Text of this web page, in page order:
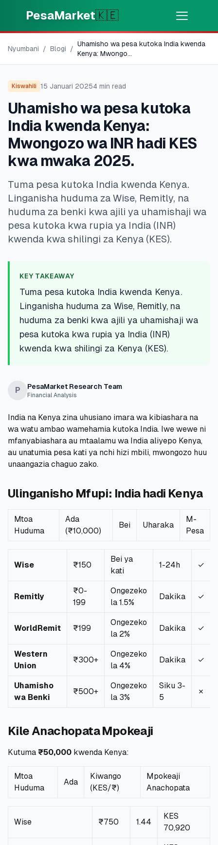
PesaMarket🇰🇪
⚡Pesa Sasa
Pata pesa kwa dakika
🌍 CHAGUA NCHI
🇰🇪Kenya
💳BIDHAA
💳Kadi za Mkopo
💰Mikopo ya Kibinafsi
🏢Mikopo ya Biashara
🏦Akaunti za Akiba
🛠️ ZANA NA RASILIMALI
Tuma Pesa
🏦Benki
🧮Vikokotoo
KAMPUNI
🇰🇪
Tafuta Mkopo Wako Bora
Nyumbani / Blogi /
Uhamisho wa pesa kutoka India kwenda
Kenya: Mwongo...
Kiswahili 15 Januari 20254 min read
Uhamisho wa pesa kutoka
India kwenda Kenya:
Mwongozo wa INR hadi KES
kwa mwaka 2025.
Tuma pesa kutoka India kwenda Kenya.
Linganisha huduma za Wise, Remitly, na
huduma za benki kwa ajili ya uhamishaji wa
pesa kutoka kwa rupia ya India (INR)
kwenda kwa shilingi za Kenya (KES).
KEY TAKEAWAY
Tuma pesa kutoka India kwenda Kenya.
Linganisha huduma za Wise, Remitly, na
huduma za benki kwa ajili ya uhamishaji wa
pesa kutoka kwa rupia ya India (INR)
kwenda kwa shilingi za Kenya (KES).
P PesaMarket Research Team
Financial Analysis
India na Kenya zina uhusiano imara wa kibiashara na
wa watu ambao wamehamia kutoka India. Iwe wewe ni
mfanyabiashara au mtaalamu wa India aliyepo Kenya,
au unatumia pesa kati ya nchi hizi mbili, mwongozo huu
unaangazia chaguo zako.
Ulinganisho Mfupi: India hadi Kenya
Mtoa
Huduma
Ada
(₹10,000)
Bei Uharaka
M-
Pesa
Wise ₹150
Bei ya
kati
1-24h ✓
Remitly
₹0-
199
Ongezeko
la 1.5%
Dakika ✓
WorldRemit ₹199
Ongezeko
la 2%
Dakika ✓
Western
Union
₹300+
Ongezeko
la 4%
Dakika ✓
Uhamisho
wa Benki
₹500+
Ongezeko
la 3%
Siku 3-
5
✗
Kile Anachopata Mpokeaji
Kutuma ₹50,000 kwenda Kenya:
Mtoa
Huduma
Ada
Kiwango
(KES/₹)
Mpokeaji
Anachopata
Wise ₹750 1.44
KES
70,920